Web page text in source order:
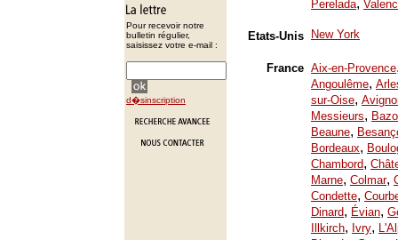
Pour recevoir notre
bulletin régulier,
saisissez votre e-mail :
d�sinscription
Perelada,
Etats-Unis New York
France Aix-en-Provence
Angoulême,
sur-Oise,
Messieurs,
Beaune,
Bordeaux,
Chambord,
Marne, Colmar,
Condette,
Dinard, Évian,
Illkirch, Ivry,